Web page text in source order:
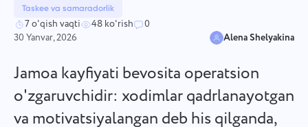
Bahasa Indonesia
Deutsch
English
Taskee va samaradorlik
7 o'qish vaqti 48 ko'rish
0
30 Yanvar, 2026
Alena Shelyakina
Jamoa kayfiyati bevosita operatsion
o'zgaruvchidir: xodimlar qadrlanayotgan
va motivatsiyalangan deb his qilganda,
Vazifa vaqtini kuzatish, hamkasblarni kuzatib boring va
vaqtni qo'lda qo'shing.
Kompaniya turi